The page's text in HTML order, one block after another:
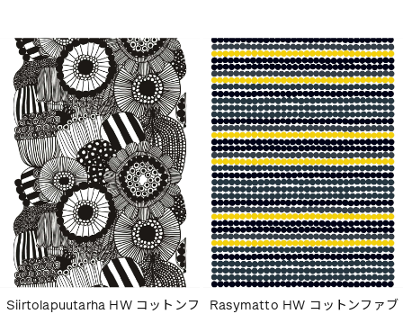
Siirtolapuutarha HW コットンフ
Rasymatto HW コットンファブ